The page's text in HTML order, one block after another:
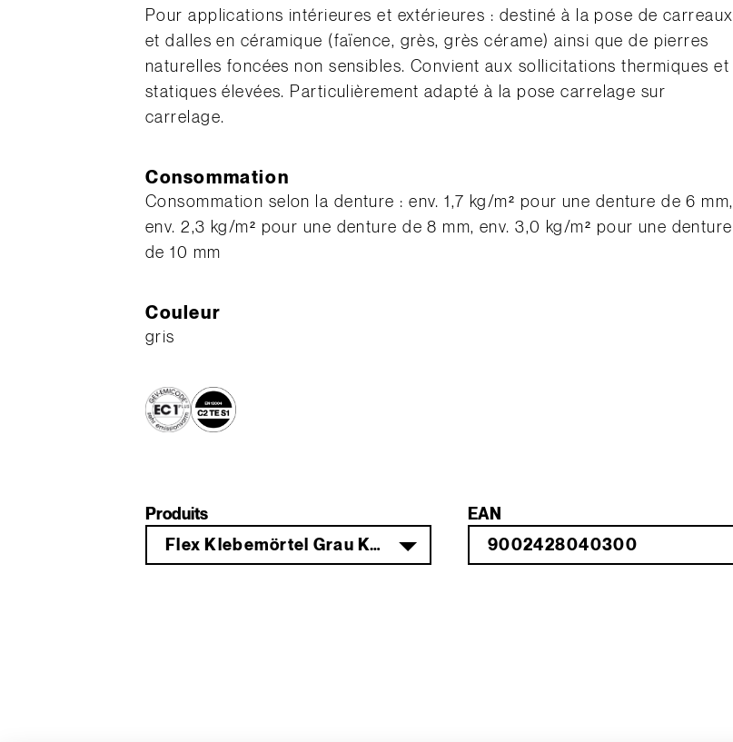
Pour applications intérieures et extérieures : destiné à la pose de carreaux
et dalles en céramique (faïence, grès, grès cérame) ainsi que de pierres
naturelles foncées non sensibles. Convient aux sollicitations thermiques et
statiques élevées. Particulièrement adapté à la pose carrelage sur
carrelage.
Consommation
Consommation selon la denture : env. 1,7 kg/m² pour une denture de 6 mm,
env. 2,3 kg/m² pour une denture de 8 mm, env. 3,0 kg/m² pour une denture
de 10 mm
Couleur
gris
Produits
Flex Klebemörtel Grau KGF 65 8 kg
EAN